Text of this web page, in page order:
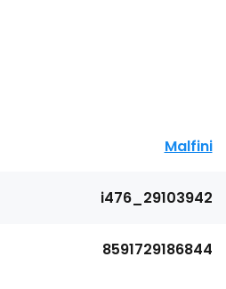
Malfini
i476_29103942
8591729186844